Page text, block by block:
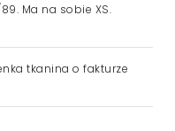
Ma na sobie XS.
tkanina o fakturze